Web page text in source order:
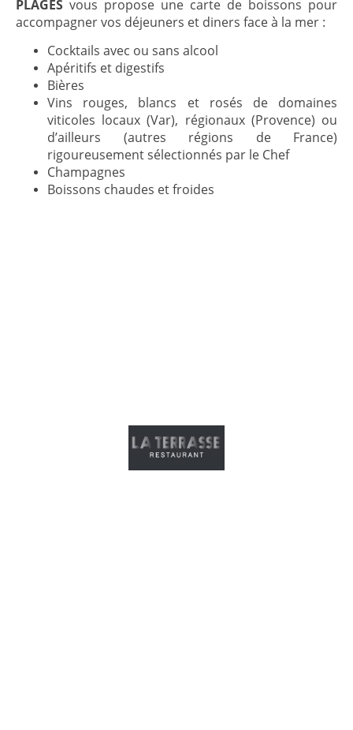
PLAGES vous propose une carte de boissons pour
accompagner vos déjeuners et diners face à la mer :
Cocktails avec ou sans alcool
Apéritifs et digestifs
Bières
Vins rouges, blancs et rosés de domaines
viticoles locaux (Var), régionaux (Provence) ou
d’ailleurs (autres régions de France)
rigoureusement sélectionnés par le Chef
Champagnes
Boissons chaudes et froides